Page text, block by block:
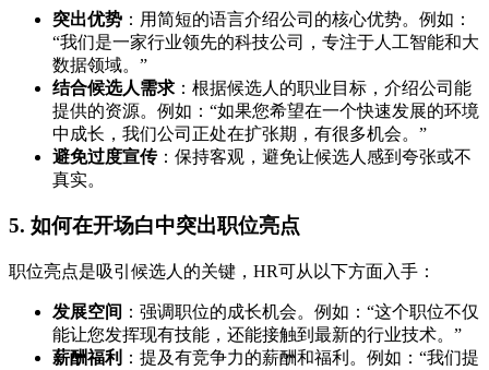
突出优势 ：用简短的语言介绍公司的核心优势。例如：
“我们是一家行业领先的科技公司，专注于人工智能和大
数据领域。”
结合候选人需求 ：根据候选人的职业目标，介绍公司能
提供的资源。例如：“如果您希望在一个快速发展的环境
中成长，我们公司正处在扩张期，有很多机会。”
避免过度宣传：保持客观，避免让候选人感到夸张或不
真实。
5. 如何在开场白中突出职位亮点
职位亮点是吸引候选人的关键，HR可从以下方面入手：
发展空间 ：强调职位的成长机会。例如：“这个职位不仅
能让您发挥现有技能，还能接触到最新的行业技术。”
薪酬福利 ：提及有竞争力的薪酬和福利。例如：“我们提